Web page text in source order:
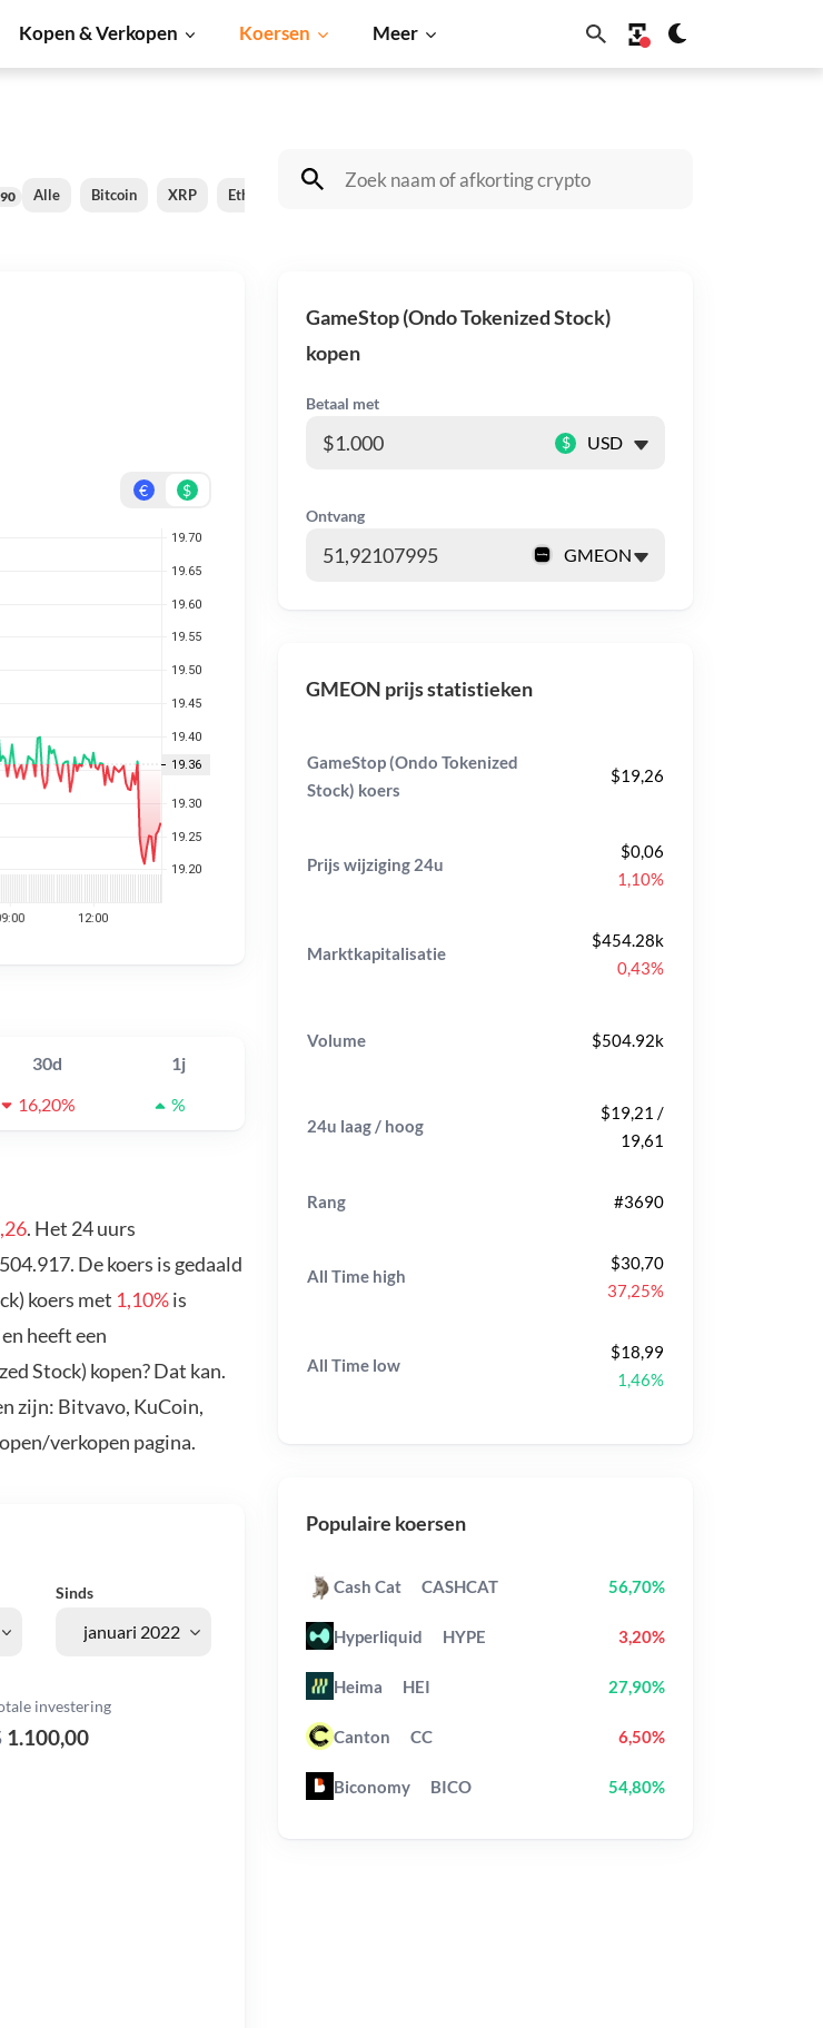
Kopen & Verkopen Koersen Meer
Alle Bitcoin XRP Ethereum Cardano Dogecoin
€ $
30d
1j
16,20% %
. Het 24 uurs
De koers is gedaald
koers met 1,10%is
heeft een
Stock) kopen? Dat kan.
zijn: Bitvavo, KuCoin,
verkopen pagina.
Sinds
investering
1.100,00
GameStop (Ondo Tokenized Stock)
kopen
Betaal met
$
Ontvang
GMEON prijs statistieken
GameStop (Ondo Tokenized
Stock) koers
$19,26
Prijs wijziging 24u
$0,06
1,10%
Marktkapitalisatie
$454.28k
0,43%
Volume $504.92k
24u laag / hoog
$19,21 /
19,61
Rang #3690
All Time high
$30,70
37,25%
All Time low
$18,99
1,46%
Populaire koersen
Cash Cat CASHCAT 56,70%
Hyperliquid HYPE 3,20%
Heima HEI 27,90%
Canton CC 6,50%
Biconomy BICO 54,80%